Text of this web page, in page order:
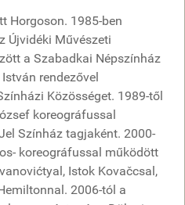
Horgoson. 1985-ben
Újvidéki Művészeti
a Szabadkai Népszínház
rendezővel
Közösséget. 1989-től
koreográfussal
Színház tagjaként. 2000-
koreográfussal működött
Istok Kovačcsal,
2006-tól a